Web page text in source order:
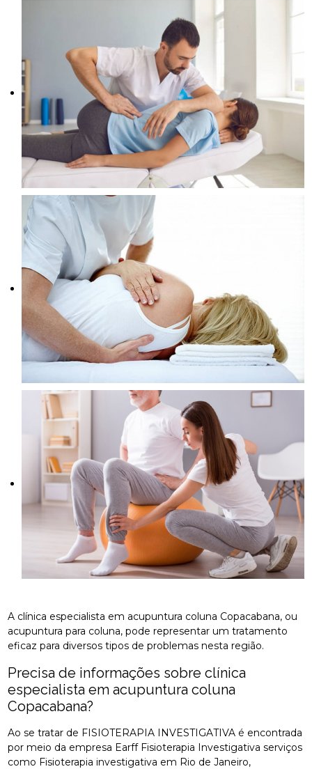
A clínica especialista em acupuntura coluna Copacabana, ou
acupuntura para coluna, pode representar um tratamento
eficaz para diversos tipos de problemas nesta região.
Precisa de informações sobre clínica
especialista em acupuntura coluna
Copacabana?
Ao se tratar de FISIOTERAPIA INVESTIGATIVA é encontrada
por meio da empresa Earff Fisioterapia Investigativa serviços
como Fisioterapia investigativa em Rio de Janeiro,